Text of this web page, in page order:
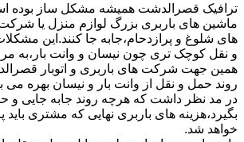
ترافیک قصرالدشت همیشه مشکل ساز بوده
ماشین های باربری بزرگ لوازم منزل یا شرکت
های شلوغ و پرازدحام،جابه جا کنند.این
و نقل کوچک تری چون نیسان و وانت بار،به
همین جهت شرکت های باربری و اتوبار
روند حمل و نقل از وانت بار و نیسان بهره می
در مد نظر داشت که هرچه روند جابه جایی و
بگیرد،هزینه های باربری نهایی که مشتری باید
خواهد شد.